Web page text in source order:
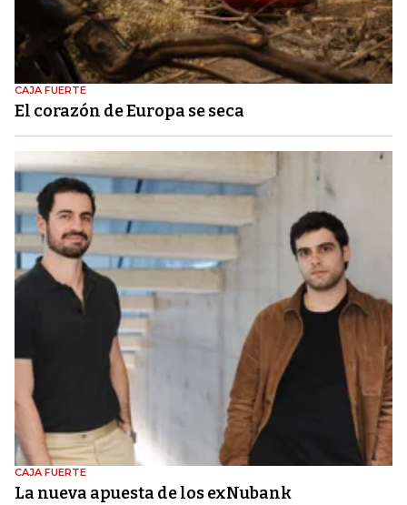
CAJA FUERTE
El corazón de Europa se seca
CAJA FUERTE
La nueva apuesta de los exNubank